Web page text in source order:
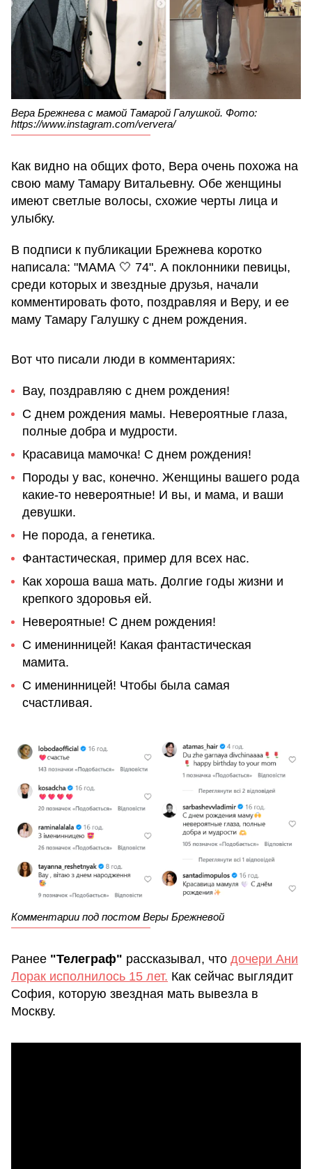
Вера Брежнева с мамой Тамарой Галушкой. Фото:
https://www.instagram.com/ververa/
Как видно на общих фото, Вера очень похожа на
свою маму Тамару Витальевну. Обе женщины
имеют светлые волосы, схожие черты лица и
улыбку.
В подписи к публикации Брежнева коротко
написала: "МАМА 🤍 74". А поклонники певицы,
среди которых и звездные друзья, начали
комментировать фото, поздравляя и Веру, и ее
маму Тамару Галушку с днем рождения.
Вот что писали люди в комментариях:
Вау, поздравляю с днем ​​рождения!
С днем ​​рождения мамы. Невероятные глаза,
полные добра и мудрости.
Красавица мамочка! С днем ​​рождения!
Породы у вас, конечно. Женщины вашего рода
какие-то невероятные! И вы, и мама, и ваши
девушки.
Не порода, а генетика.
Фантастическая, пример для всех нас.
Как хороша ваша мать. Долгие годы жизни и
крепкого здоровья ей.
Невероятные! С днем ​​рождения!
С именинницей! Какая фантастическая
мамита.
С именинницей! Чтобы была самая
счастливая.
Комментарии под постом Веры Брежневой
Ранее "Телеграф" рассказывал, что дочери Ани
Лорак исполнилось 15 лет. Как сейчас выглядит
София, которую звездная мать вывезла в
Москву.